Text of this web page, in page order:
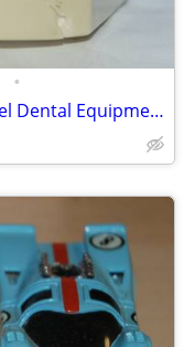
•
Columbia Dentoform Corp NY Model Dental Equipment Adult Teeth